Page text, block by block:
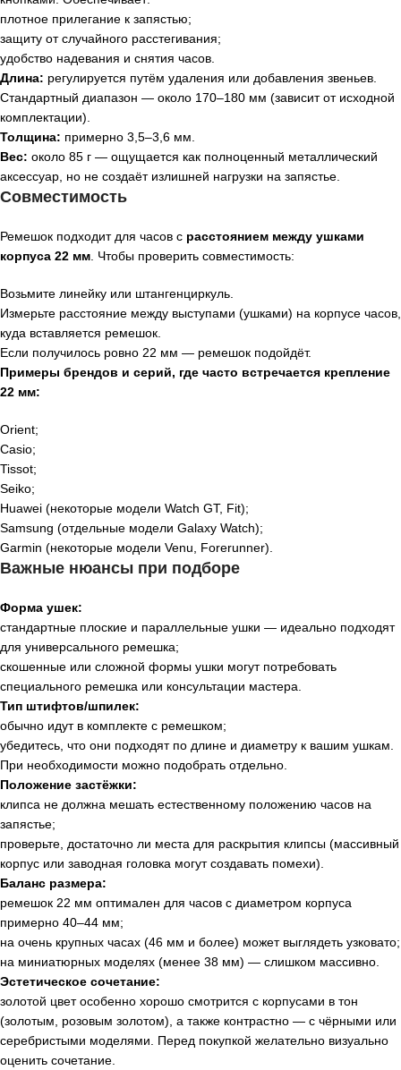
плотное прилегание к запястью;
защиту от случайного расстегивания;
удобство надевания и снятия часов.
Длина: регулируется путём удаления или добавления звеньев.
Стандартный диапазон — около 170–180 мм (зависит от исходной
комплектации).
Толщина: примерно 3,5–3,6 мм.
Вес: около 85 г — ощущается как полноценный металлический
аксессуар, но не создаёт излишней нагрузки на запястье.
Совместимость
Ремешок подходит для часов с расстоянием между ушками
корпуса 22 мм . Чтобы проверить совместимость:
Возьмите линейку или штангенциркуль.
Измерьте расстояние между выступами (ушками) на корпусе часов,
куда вставляется ремешок.
Если получилось ровно 22 мм — ремешок подойдёт.
Примеры брендов и серий, где часто встречается крепление
22 мм:
Orient;
Casio;
Tissot;
Seiko;
Huawei (некоторые модели Watch GT, Fit);
Samsung (отдельные модели Galaxy Watch);
Garmin (некоторые модели Venu, Forerunner).
Важные нюансы при подборе
Форма ушек:
стандартные плоские и параллельные ушки — идеально подходят
для универсального ремешка;
скошенные или сложной формы ушки могут потребовать
специального ремешка или консультации мастера.
Тип штифтов/шпилек:
обычно идут в комплекте с ремешком;
убедитесь, что они подходят по длине и диаметру к вашим ушкам.
При необходимости можно подобрать отдельно.
Положение застёжки:
клипса не должна мешать естественному положению часов на
запястье;
проверьте, достаточно ли места для раскрытия клипсы (массивный
корпус или заводная головка могут создавать помехи).
Баланс размера:
ремешок 22 мм оптимален для часов с диаметром корпуса
примерно 40–44 мм;
на очень крупных часах (46 мм и более) может выглядеть узковато;
на миниатюрных моделях (менее 38 мм) — слишком массивно.
Эстетическое сочетание:
золотой цвет особенно хорошо смотрится с корпусами в тон
(золотым, розовым золотом), а также контрастно — с чёрными или
серебристыми моделями. Перед покупкой желательно визуально
оценить сочетание.